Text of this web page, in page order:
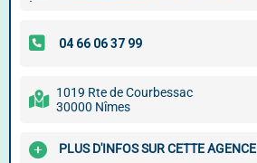
1019 Rte de Courbessac
30000 Nîmes
PLUS D'INFOS SUR CETTE AGENCE